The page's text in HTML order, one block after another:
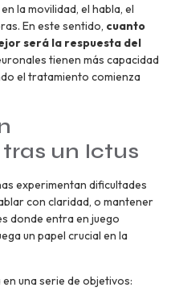
la movilidad, el habla, el
En este sentido, cuanto
será la respuesta del
tienen más capacidad
el tratamiento comienza
un Ictus
experimentan dificultades
con claridad, o mantener
donde entra en juego
un papel crucial en la
una serie de objetivos: